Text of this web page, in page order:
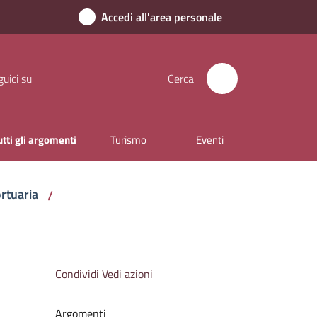
Accedi all'area personale
su Cerca
gli argomenti Turismo Eventi
/
Condividi Vedi azioni
Argomenti